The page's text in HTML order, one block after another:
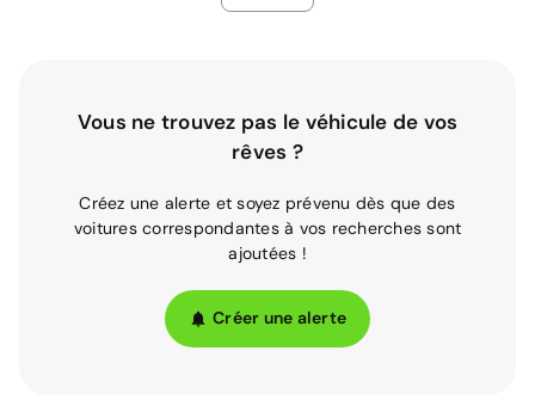
Vous ne trouvez pas le véhicule de vos
rêves ?
Créez une alerte et soyez prévenu dès que des
voitures correspondantes à vos recherches sont
ajoutées !
Créer une alerte